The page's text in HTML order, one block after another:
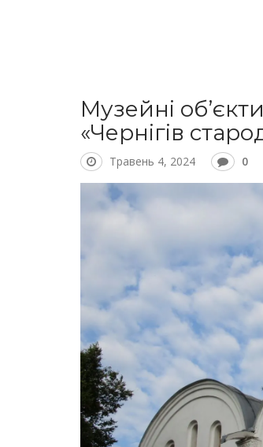
Музейні
«Чернігів
Травень 4, 2024 0